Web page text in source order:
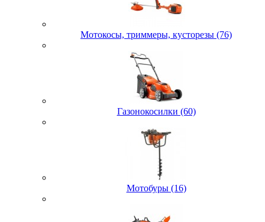
Мотокосы, триммеры, кусторезы (76)
Газонокосилки (60)
Мотобуры (16)